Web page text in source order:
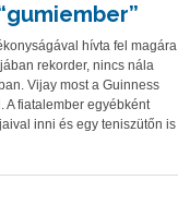
hívta fel magára
rekorder, nincs nála
Vijay most a Guinness
A fiatalember egyébként
inni és egy teniszütőn is